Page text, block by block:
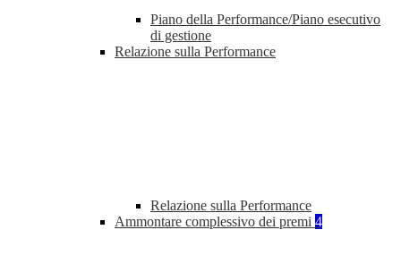
Piano della Performance/Piano esecutivo
di gestione
Relazione sulla Performance
Relazione sulla Performance
Ammontare complessivo dei premi 4